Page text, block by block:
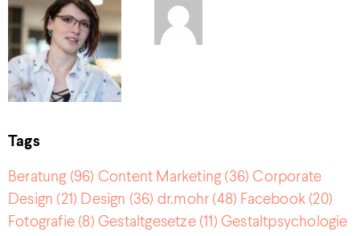
Tags
Beratung(96) Content Marketing(36) Corporate
Design (21) Design (36) dr.mohr (48) Facebook (20)
Fotografie (8) Gestaltgesetze(11) Gestaltpsychologie